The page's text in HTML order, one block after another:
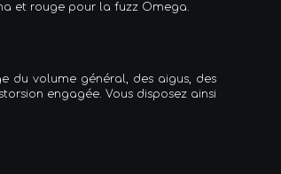
et rouge pour la fuzz Omega.
du volume général, des aigus, des
engagée. Vous disposez ainsi